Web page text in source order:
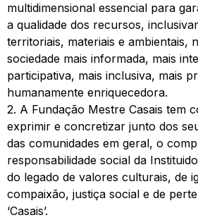
multidimensional essencial para
a qualidade dos recursos,
territoriais, materiais e ambientais,
sociedade mais informada, mais
participativa, mais inclusiva, mais
humanamente enriquecedora.
2. A Fundação Mestre Casais tem
exprimir e concretizar junto dos
das comunidades em geral, o
responsabilidade social da
do legado de valores culturais, de
compaixão, justiça social e de
‘Casais’.